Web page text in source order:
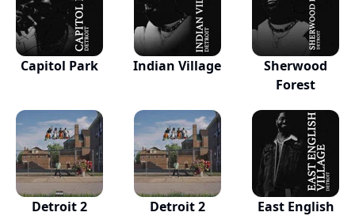
Capitol Park Indian Village
Sherwood
Forest
Detroit 2
Detroit 2
East English